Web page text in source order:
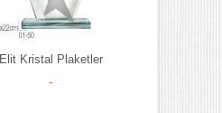
Elit Kristal Plaketler
-